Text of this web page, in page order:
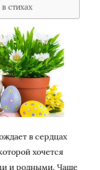
стихах
в сердцах
хочется
и родными. Чаще